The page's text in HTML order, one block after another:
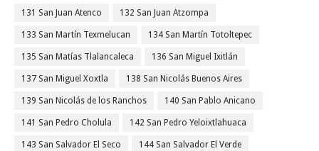
131 San Juan Atenco 132 San Juan Atzompa
133 San Martín Texmelucan 134 San Martín Totoltepec
135 San Matías Tlalancaleca 136 San Miguel Ixitlán
137 San Miguel Xoxtla 138 San Nicolás Buenos Aires
139 San Nicolás de los Ranchos 140 San Pablo Anicano
141 San Pedro Cholula 142 San Pedro Yeloixtlahuaca
143 San Salvador El Seco 144 San Salvador El Verde